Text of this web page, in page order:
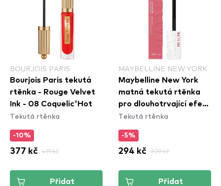
BOURJOIS PARIS
Bourjois Paris tekutá
rtěnka - Rouge Velvet
Ink - 08 Coquelic'Hot
Tekutá rtěnka
-10%
377 kč 419 kč
Přidat
MAYBELLINE NEW YORK
Maybelline New York
matná tekutá rtěnka
pro dlouhotrvající efekt
- Superstay Matte Ink
Revolutionary
Tekutá rtěnka
-5%
294 kč 309 kč
Přidat